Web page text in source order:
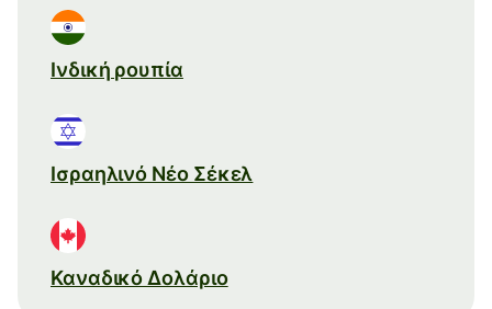
Ινδική ρουπία
Ισραηλινό Νέο Σέκελ
Καναδικό Δολάριο